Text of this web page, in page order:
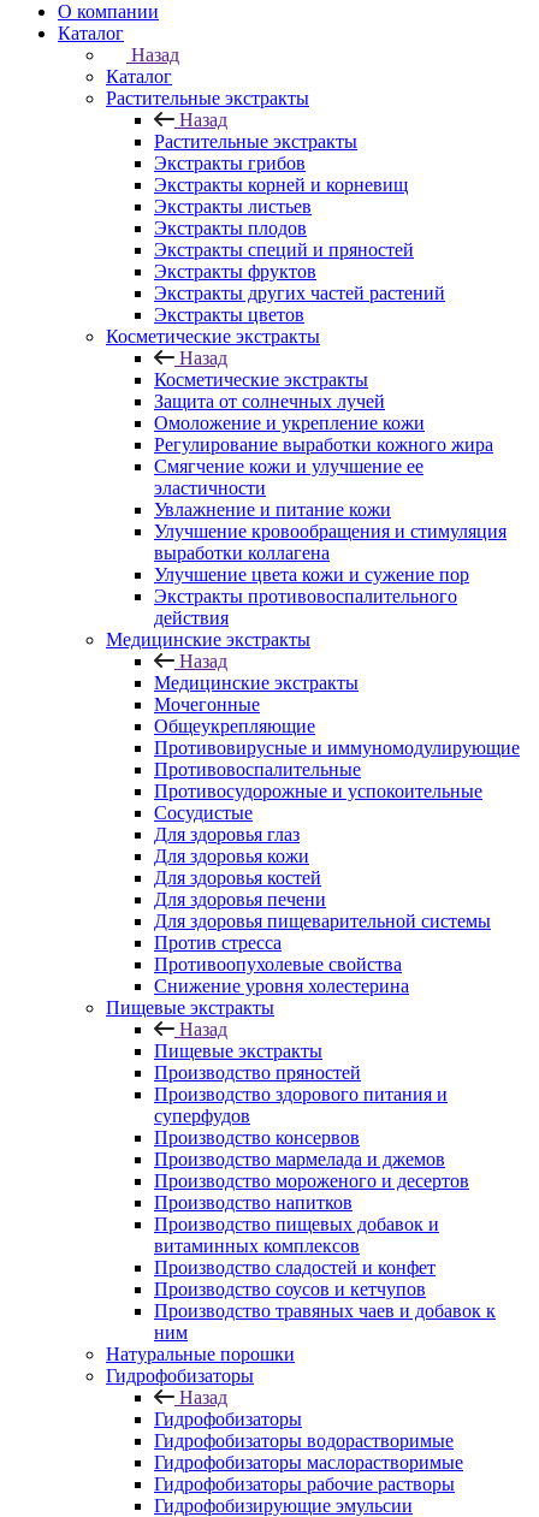
О компании
Каталог
Назад
Каталог
Растительные экстракты
Назад
Растительные экстракты
Экстракты грибов
Экстракты корней и корневищ
Экстракты листьев
Экстракты плодов
Экстракты специй и пряностей
Экстракты фруктов
Экстракты других частей растений
Экстракты цветов
Косметические экстракты
Назад
Косметические экстракты
Защита от солнечных лучей
Омоложение и укрепление кожи
Регулирование выработки кожного жира
Смягчение кожи и улучшение ее
эластичности
Увлажнение и питание кожи
Улучшение кровообращения и стимуляция
выработки коллагена
Улучшение цвета кожи и сужение пор
Экстракты противовоспалительного
действия
Медицинские экстракты
Назад
Медицинские экстракты
Мочегонные
Общеукрепляющие
Противовирусные и иммуномодулирующие
Противовоспалительные
Противосудорожные и успокоительные
Сосудистые
Для здоровья глаз
Для здоровья кожи
Для здоровья костей
Для здоровья печени
Для здоровья пищеварительной системы
Против стресса
Противоопухолевые свойства
Снижение уровня холестерина
Пищевые экстракты
Назад
Пищевые экстракты
Производство пряностей
Производство здорового питания и
суперфудов
Производство консервов
Производство мармелада и джемов
Производство мороженого и десертов
Производство напитков
Производство пищевых добавок и
витаминных комплексов
Производство сладостей и конфет
Производство соусов и кетчупов
Производство травяных чаев и добавок к
ним
Натуральные порошки
Гидрофобизаторы
Назад
Гидрофобизаторы
Гидрофобизаторы водорастворимые
Гидрофобизаторы маслорастворимые
Гидрофобизаторы рабочие растворы
Гидрофобизирующие эмульсии